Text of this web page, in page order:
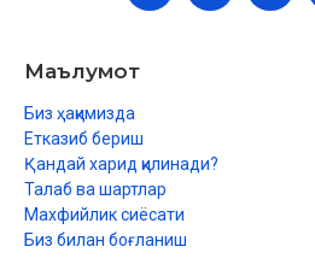
Маълумот
Биз ҳақимизда
Етказиб бериш
Қандай харид қилинади?
Талаб ва шартлар
Махфийлик сиёсати
Биз билан боғланиш